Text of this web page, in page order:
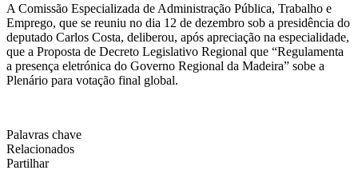
A Comissão Especializada de Administração Pública, Trabalho e
Emprego, que se reuniu no dia 12 de dezembro sob a presidência do
deputado Carlos Costa, deliberou, após apreciação na especialidade,
que a Proposta de Decreto Legislativo Regional que “Regulamenta
a presença eletrónica do Governo Regional da Madeira” sobe a
Plenário para votação final global.
Palavras chave
Relacionados
Partilhar